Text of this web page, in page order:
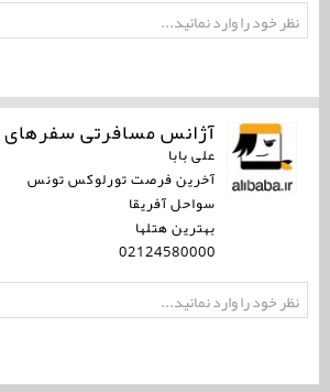
آژانس مسافرتی سفرهای
علی بابا
آخرین فرصت تورلوكس تونس
سواحل آفریقا
بهترین هتلها
02124580000